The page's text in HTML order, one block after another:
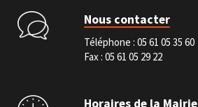
Nous contacter
Téléphone : 05 61 05 35 60
Fax : 05 61 05 29 22
Horaires de la Mairie